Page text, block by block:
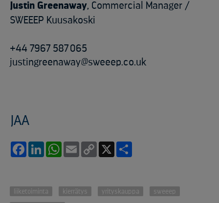
Justin Greenaway, Commercial Manager /
SWEEEP Kuusakoski
+44 7967 587 065
justingreenaway@sweeep.co.uk
JAA
FacebookLinkedInWhatsApp
Email
Copy
liiketoiminta kierrätys yrityskauppa sweeep